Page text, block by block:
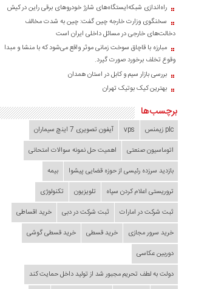
راه‌اندازی شبکه‌ایستگاه‌های شارژ خودروهای برقی راین در کیش
سخنگوی وزارت خارجه چین گفت: چین به شدت مخالف
دخالت‌های خارجی در مسائل داخلی ایران است
مبارزه با قاچاق سوخت زمانی موثر واقع می‌شود که با منشا و مبدا
وقوع تخلف برخورد صورت گیرد.
بررسی بازار سیم و کابل در استان همدان
بهترین کیک بوتیک تهران
برچسب‌ها
plc زیمنس vps
آیفون تصویری 7 اینچ سیماران
اتوماسیون صنعتی
اهمیت حل نمونه سوالات امتحانی
بازدید سرزده‌ رئیسی از حوزه قضایی ‌پیشوا
بیمه
تروریستی اعلام کردن سپاه
تلویزیون
تکنولوژی
ثبت شرکت در امارات
ثبت شرکت در دبی
خرید اقساطی
خرید سرور مجازی
خرید قسطی
خرید قسطی گوشی
دوربین عکاسی
دولت به لطف تحریم مجبور شد از تولید داخل حمایت کند